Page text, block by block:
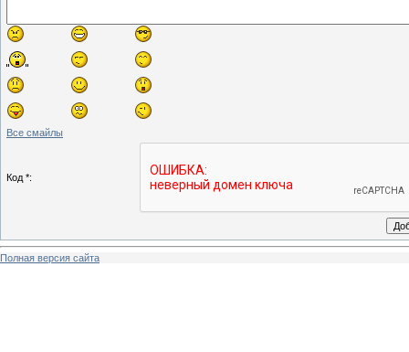
Все смайлы
Код *:
Полная версия сайта